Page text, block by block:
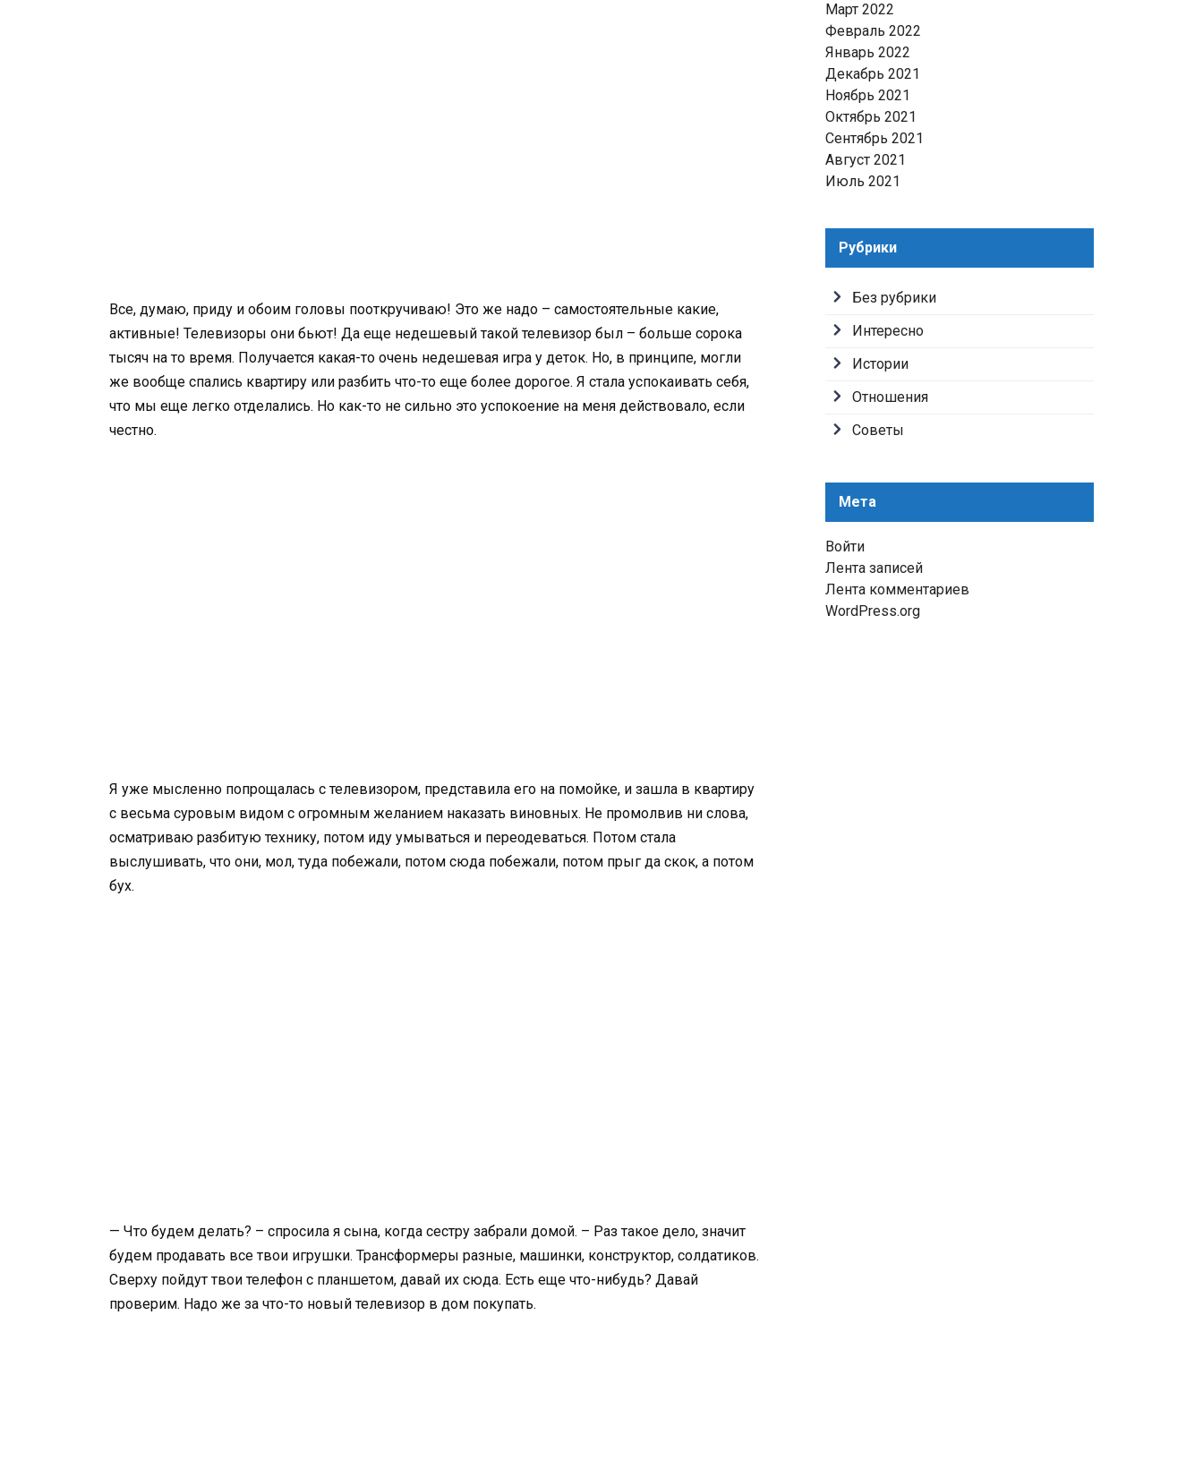
Все, думаю, приду и обоим головы пооткручиваю! Это же надо – самостоятельные какие,
активные! Телевизоры они бьют! Да еще недешевый такой телевизор был – больше сорока
тысяч на то время. Получается какая-то очень недешевая игра у деток. Но, в принципе, могли
же вообще спались квартиру или разбить что-то еще более дорогое. Я стала успокаивать себя,
что мы еще легко отделались. Но как-то не сильно это успокоение на меня действовало, если
честно.
Я уже мысленно попрощалась с телевизором, представила его на помойке, и зашла в квартиру
с весьма суровым видом с огромным желанием наказать виновных. Не промолвив ни слова,
осматриваю разбитую технику, потом иду умываться и переодеваться. Потом стала
выслушивать, что они, мол, туда побежали, потом сюда побежали, потом прыг да скок, а потом
бух.
— Что будем делать? – спросила я сына, когда сестру забрали домой. – Раз такое дело, значит
будем продавать все твои игрушки. Трансформеры разные, машинки, конструктор, солдатиков.
Сверху пойдут твои телефон с планшетом, давай их сюда. Есть еще что-нибудь? Давай
проверим. Надо же за что-то новый телевизор в дом покупать.
Март 2022
Февраль 2022
Январь 2022
Декабрь 2021
Ноябрь 2021
Октябрь 2021
Сентябрь 2021
Август 2021
Июль 2021
Рубрики
Без рубрики
Интересно
Истории
Отношения
Советы
Мета
Войти
Лента записей
Лента комментариев
WordPress.org